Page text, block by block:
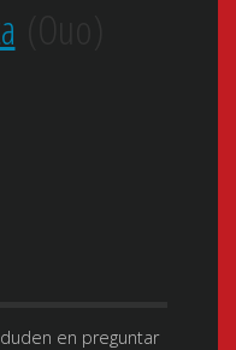
en preguntar